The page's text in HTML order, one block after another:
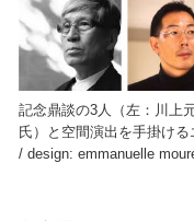
記念鼎談の3人（左：川上
氏）と空間演出を手掛け
/ design: emmanuelle